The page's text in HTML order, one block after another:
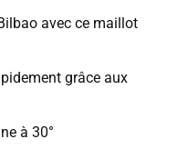
avec ce maillot
grâce aux
à 30°